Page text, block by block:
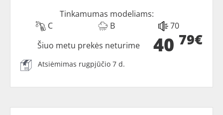
Tinkamumas modeliams:
C
B 70
40 79€
Šiuo metu prekės neturime
Atsiėmimas rugpjūčio 7 d.